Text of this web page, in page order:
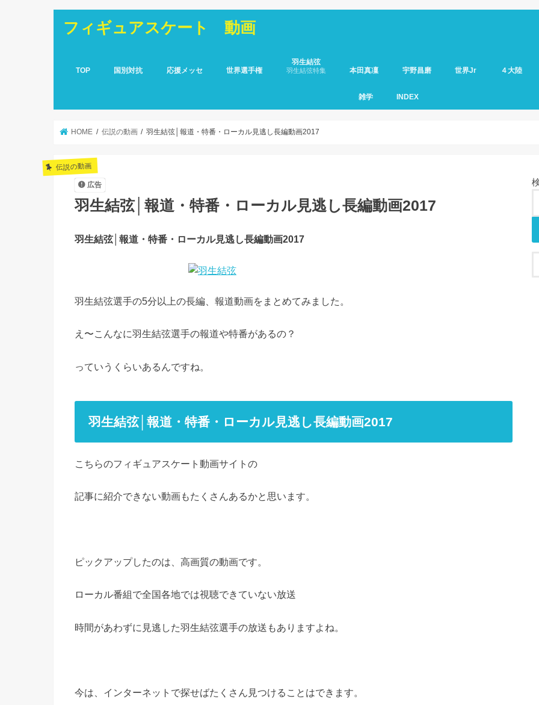
フィギュアスケート 動画
TOP 国別対抗 応援メッセ 世界選手権
羽生結弦
羽生結弦特集 本田真凜 宇野昌磨 世界Jr ４大陸
雑学 INDEX
HOME 伝説の動画 羽生結弦│報道・特番・ローカル見逃し長編動画2017
伝説の動画
広告
羽生結弦│報道・特番・ローカル見逃し長編動画2017
羽生結弦│報道・特番・ローカル見逃し長編動画2017
羽生結弦選手の5分以上の長編、報道動画をまとめてみました。
え〜こんなに羽生結弦選手の報道や特番があるの？
っていうくらいあるんですね。
羽生結弦│報道・特番・ローカル見逃し長編動画2017
こちらのフィギュアスケート動画サイトの
記事に紹介できない動画もたくさんあるかと思います。
ピックアップしたのは、高画質の動画です。
ローカル番組で全国各地では視聴できていない放送
時間があわずに見逃した羽生結弦選手の放送もありますよね。
今は、インターネットで探せばたくさん見つけることはできます。